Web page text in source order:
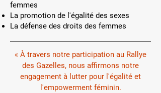
femmes
La promotion de l'égalité des sexes
La défense des droits des femmes
« À travers notre participation au Rallye
des Gazelles, nous affirmons notre
engagement à lutter pour l'égalité et
l'empowerment féminin.